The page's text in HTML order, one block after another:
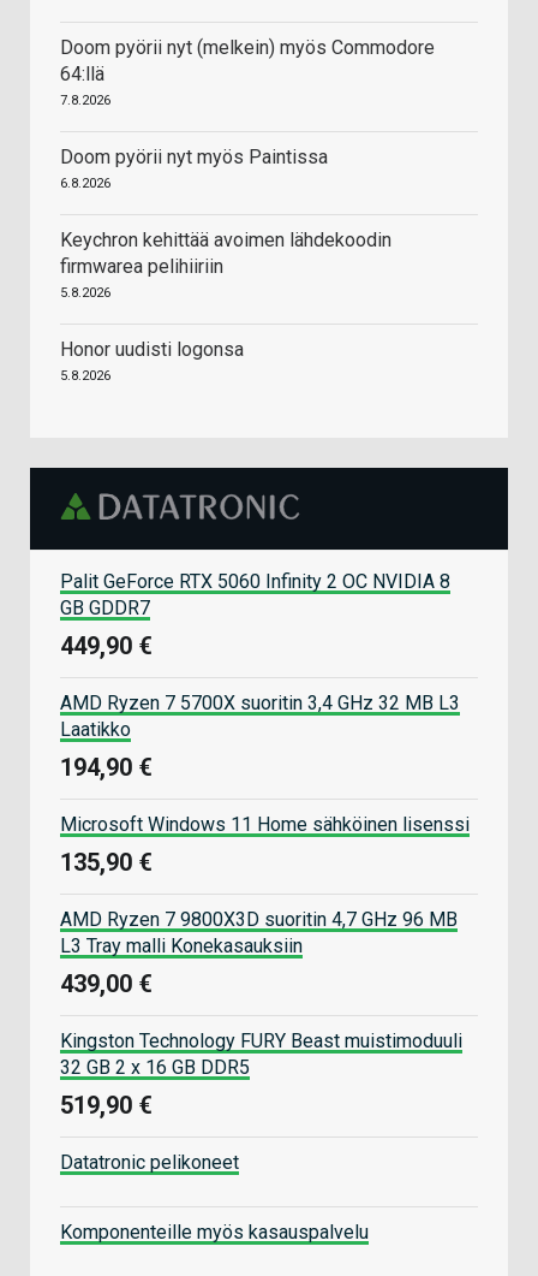
Doom pyörii nyt (melkein) myös Commodore
64:llä
7.8.2026
Doom pyörii nyt myös Paintissa
6.8.2026
Keychron kehittää avoimen lähdekoodin
firmwarea pelihiiriin
5.8.2026
Honor uudisti logonsa
5.8.2026
Palit GeForce RTX 5060 Infinity 2 OC NVIDIA 8
GB GDDR7
449,90 €
AMD Ryzen 7 5700X suoritin 3,4 GHz 32 MB L3
Laatikko
194,90 €
Microsoft Windows 11 Home sähköinen lisenssi
135,90 €
AMD Ryzen 7 9800X3D suoritin 4,7 GHz 96 MB
L3 Tray malli Konekasauksiin
439,00 €
Kingston Technology FURY Beast muistimoduuli
32 GB 2 x 16 GB DDR5
519,90 €
Datatronic pelikoneet
Komponenteille myös kasauspalvelu